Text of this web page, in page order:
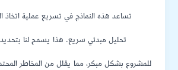
تساعد هذه النماذج في تسريع عملية اتخاذ
تحليل مبدئي سريع. هذا يسمح لنا
للمشروع بشكل مبكر، مما يقلل من المخاطر